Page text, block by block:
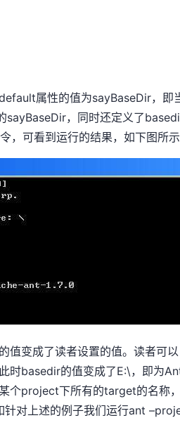
属性的值为sayBaseDir，即
，同时还定义了
可看到运行的结果，如下图所示
值变成了读者设置的值。读者可
basedir的值变成了E:\，即为
个project下所有的target的名称
对上述的例子我们运行ant